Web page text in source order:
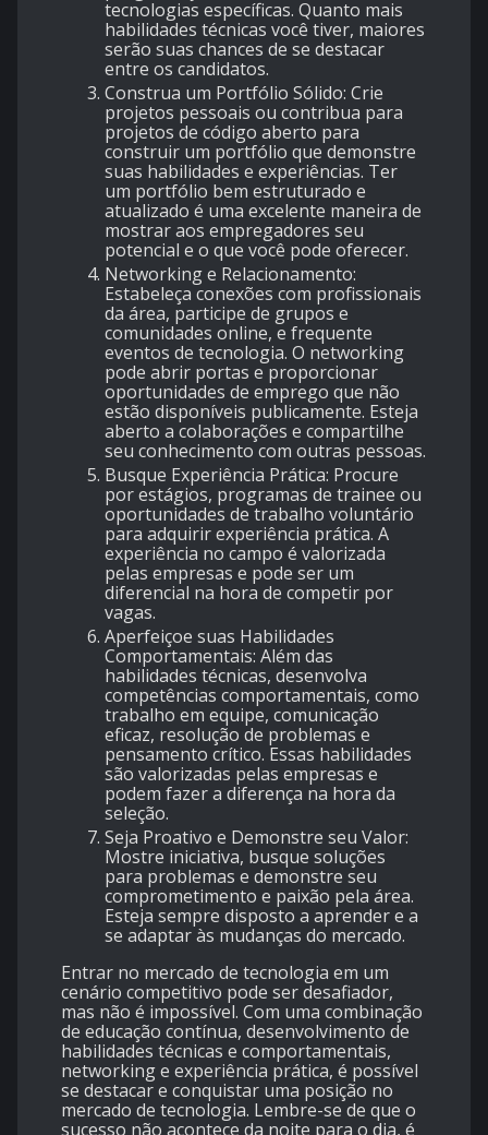
tecnologias específicas. Quanto mais
habilidades técnicas você tiver, maiores
serão suas chances de se destacar
entre os candidatos.
Construa um Portfólio Sólido: Crie
projetos pessoais ou contribua para
projetos de código aberto para
construir um portfólio que demonstre
suas habilidades e experiências. Ter
um portfólio bem estruturado e
atualizado é uma excelente maneira de
mostrar aos empregadores seu
potencial e o que você pode oferecer.
Networking e Relacionamento:
Estabeleça conexões com profissionais
da área, participe de grupos e
comunidades online, e frequente
eventos de tecnologia. O networking
pode abrir portas e proporcionar
oportunidades de emprego que não
estão disponíveis publicamente. Esteja
aberto a colaborações e compartilhe
seu conhecimento com outras pessoas.
Busque Experiência Prática: Procure
por estágios, programas de trainee ou
oportunidades de trabalho voluntário
para adquirir experiência prática. A
experiência no campo é valorizada
pelas empresas e pode ser um
diferencial na hora de competir por
vagas.
Aperfeiçoe suas Habilidades
Comportamentais: Além das
habilidades técnicas, desenvolva
competências comportamentais, como
trabalho em equipe, comunicação
eficaz, resolução de problemas e
pensamento crítico. Essas habilidades
são valorizadas pelas empresas e
podem fazer a diferença na hora da
seleção.
Seja Proativo e Demonstre seu Valor:
Mostre iniciativa, busque soluções
para problemas e demonstre seu
comprometimento e paixão pela área.
Esteja sempre disposto a aprender e a
se adaptar às mudanças do mercado.
Entrar no mercado de tecnologia em um
cenário competitivo pode ser desafiador,
mas não é impossível. Com uma combinação
de educação contínua, desenvolvimento de
habilidades técnicas e comportamentais,
networking e experiência prática, é possível
se destacar e conquistar uma posição no
mercado de tecnologia. Lembre-se de que o
sucesso não acontece da noite para o dia, é